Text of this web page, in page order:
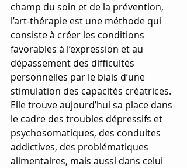
champ du soin et de la prévention,
l’art-thérapie est une méthode qui
consiste à créer les conditions
favorables à l’expression et au
dépassement des difficultés
personnelles par le biais d’une
stimulation des capacités créatrices.
Elle trouve aujourd’hui sa place dans
le cadre des troubles dépressifs et
psychosomatiques, des conduites
addictives, des problématiques
alimentaires, mais aussi dans celui